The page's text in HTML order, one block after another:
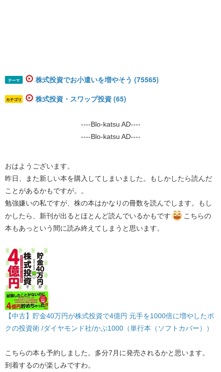
テーマ 株式投資でお小遣いを増やそう (75565)
カテゴリ 株式投資・スワップ投資 (65)
----Blo-katsu AD----
----Blo-katsu AD----
おはようございます。
昨日、また新しい本を購入してしまいました。もしかしたら読んだ
ことがあるかもですが。。
勉強嫌いの私ですが、株の本はかなりの冊数を読んでします。もし
かしたら、新刊が出るとほとんど読んでいるかもです
こちらの
本もあっという間に読み終えてしまうと思います。
【中古】貯金40万円が株式投資で4億円 元手を1000倍に増やしたボ
クの投資術 /ダイヤモンド社/かぶ1000（単行本（ソフトカバー））
こちらの本も予約しました。多分7月に発売されるかと思います。
到着するのが楽しみですわ。